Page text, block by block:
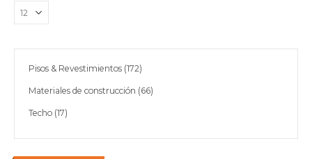
Pisos & Revestimientos 172172
Materiales de construcción 6666
Techo 1717